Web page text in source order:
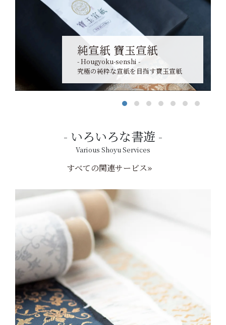
純宣紙 寶玉宣紙
- Hougyoku-senshi -
究極の純粋な宣紙を目指す寶玉宣紙
いろいろな書遊
Various Shoyu Services
すべての関連サービス»